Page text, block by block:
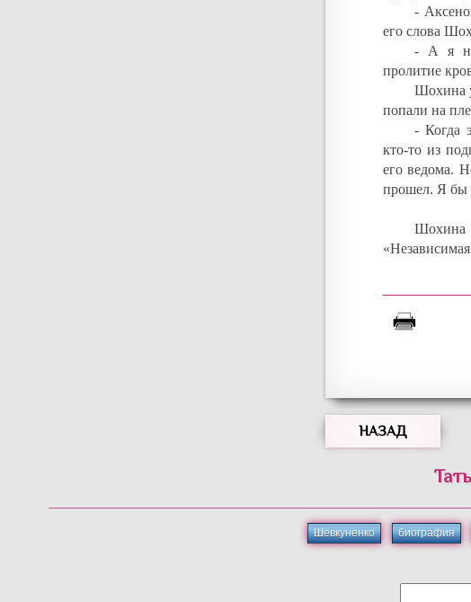
-
его слова
- А я
пролитие
Шохина
попали на
- Когда
кто-то из
его ведома.
прошел. Я бы
Шохина
НАЗАД
Шевкуненко биография